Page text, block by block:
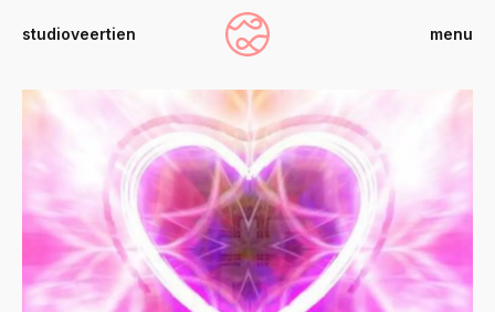
studioveertien menu